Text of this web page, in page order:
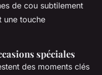
de cou subtilement
une touche
spéciales
des moments clés